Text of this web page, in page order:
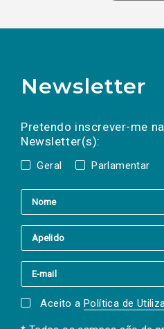
Newsletter
Pretendo inscrever-me
Newsletter(s):
Geral Parlamentar
a(s) newsletter(s).
mail
Aceito a Política de